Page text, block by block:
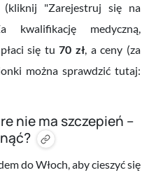
"Zarejestruj się na
kwalifikację medyczną,
się tu70 zł, a ceny (za
można sprawdzić tutaj:
nie ma szczepień –
do Włoch, aby cieszyć się